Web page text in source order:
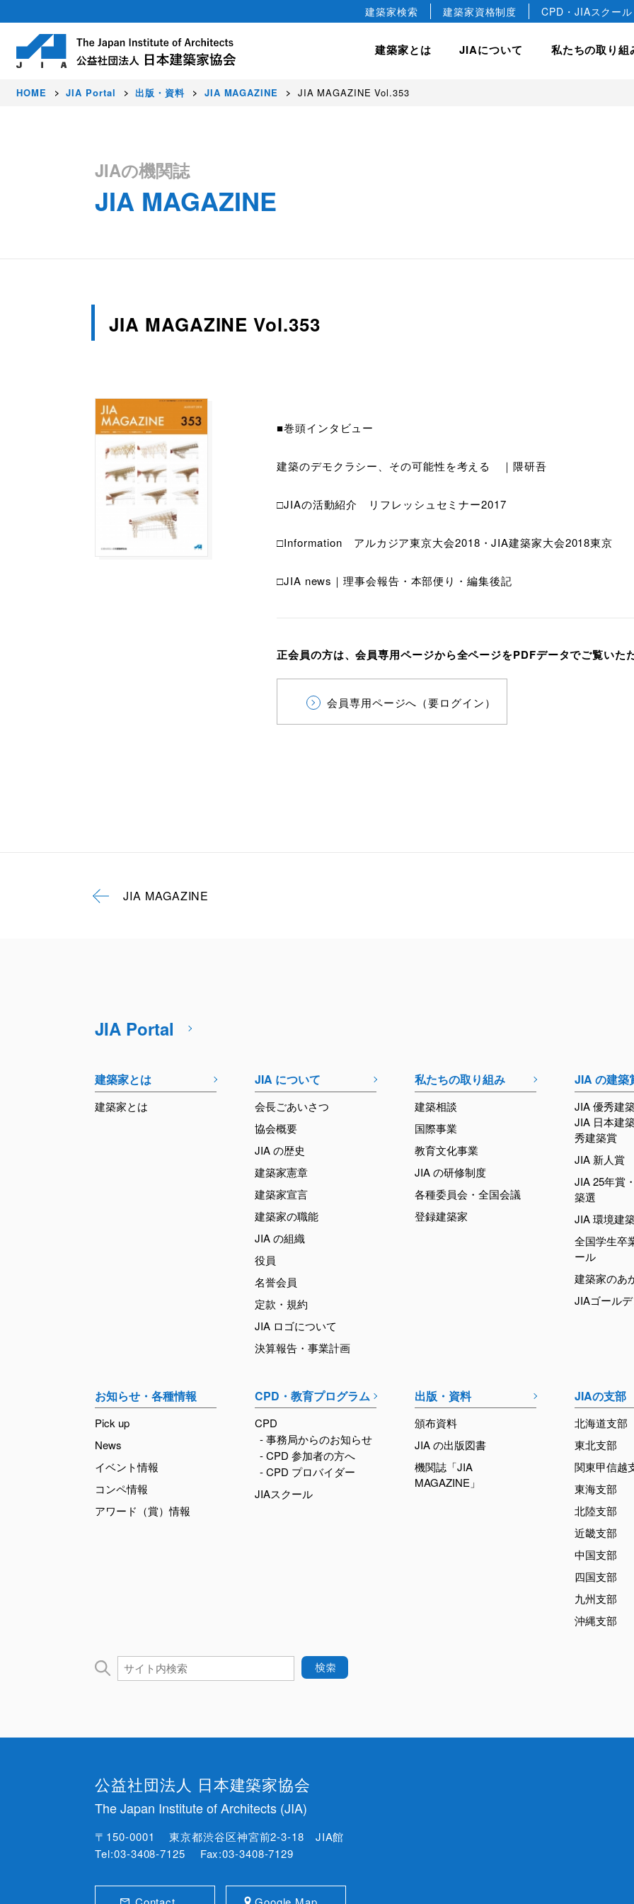
建築家検索 建築家資格制度 CPD・JIAスクール
建築家とは JIAについて
About
日本建築家協会（JIA）は建築家が集う公益社団法人です。
私たちの取り組
Activity
豊かな暮らし、価値ある環境、美しい国をデザインします。
Award
JIAでは、すぐれた建築作品を顕彰し、建築文化のすばらしさや価値を
Membership
正会員（建築家）はじめ各種会員制度を設けています。
HOME JIA Portal 出版・資料 JIA MAGAZINE JIA MAGAZINE Vol.353
JIAの機関誌
JIA MAGAZINE
JIA MAGAZINE Vol.353
■巻頭インタビュー
建築のデモクラシー、その可能性を考える ｜隈研吾
□JIAの活動紹介 リフレッシュセミナー2017
□Information アルカジア東京大会2018・JIA建築家大会2018東京
□JIA news｜理事会報告・本部便り・編集後記
正会員の方は、会員専用ページから全ページをPDFデータでご覧いた
会員専用ページへ（要ログイン）
JIA MAGAZINE
JIA Portal
建築家とは
建築家とは
JIA について
会長ごあいさつ
協会概要
JIA の歴史
建築家憲章
建築家宣言
建築家の職能
JIA の組織
役員
名誉会員
定款・規約
JIA ロゴについて
決算報告・事業計画
私たちの取り組み
建築相談
国際事業
教育文化事業
JIA の研修制度
各種委員会・全国会議
登録建築家
JIA の建築
JIA 優秀建
JIA 日本建
秀建築賞
JIA 新人賞
JIA 25年賞
築選
JIA 環境建
全国学生卒
ール
建築家のあ
JIAゴール
お知らせ・各種情報
Pick up
News
イベント情報
コンペ情報
アワード（賞）情報
CPD・教育プログラム
CPD
- 事務局からのお知らせ
- CPD 参加者の方へ
- CPD プロバイダー
JIAスクール
出版・資料
頒布資料
JIA の出版図書
機関誌「JIA
MAGAZINE」
JIAの支部
北海道支部
東北支部
関東甲信越
東海支部
北陸支部
近畿支部
中国支部
四国支部
九州支部
沖縄支部
公益社団法人 日本建築家協会
The Japan Institute of Architects (JIA)
〒150-0001 東京都渋谷区神宮前2-3-18 JIA館
Tel:03-3408-7125 Fax:03-3408-7129